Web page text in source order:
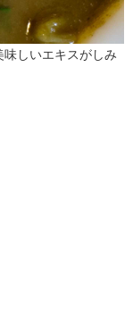
しいエキスがしみ